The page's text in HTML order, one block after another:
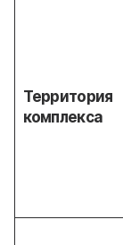
Территория
комплекса